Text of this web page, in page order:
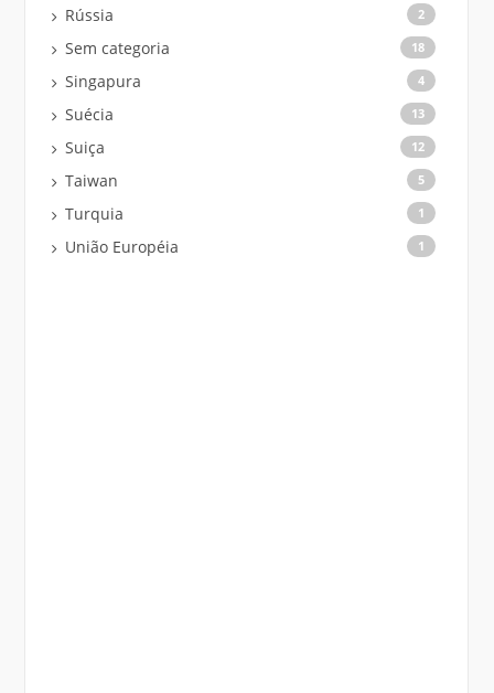
Rússia 2
Sem categoria 18
Singapura 4
Suécia 13
Suiça 12
Taiwan 5
Turquia 1
União Européia 1